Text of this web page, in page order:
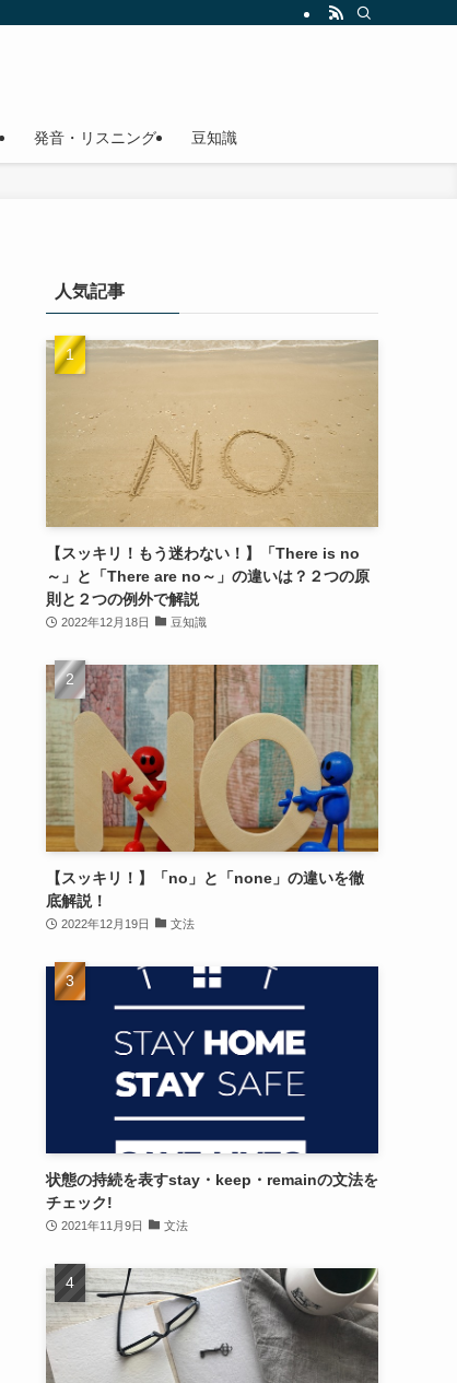
発音・リスニング 豆知識
人気記事
【スッキリ！もう迷わない！】「There is no
～」と「There are no～」の違いは？２つの原
則と２つの例外で解説
2022年12月18日 豆知識
【スッキリ！】「no」と「none」の違いを徹
底解説！
2022年12月19日 文法
状態の持続を表すstay・keep・remainの文法を
チェック!
2021年11月9日 文法